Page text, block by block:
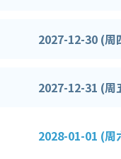
2027-12-30 (周
2027-12-31 (周
2028-01-01 (周